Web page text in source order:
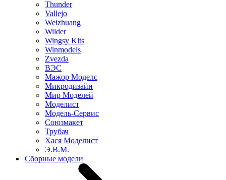
Thunder
Vallejo
Weizhuang
Wilder
Wingsy Kits
Winmodels
Zvezda
ВЭС
Мажор Моделс
Микродизайн
Мир Моделей
Моделист
Модель-Сервис
Союзмакет
Трубач
Хася Моделист
Э.В.М.
Сборные модели